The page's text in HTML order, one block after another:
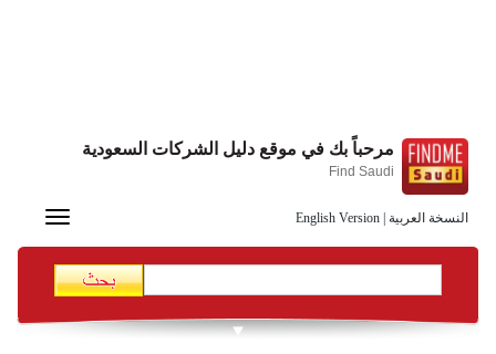
النسخة العربية English Version
مرحباً بك في موقع دليل الشركات السعودية
Find Saudi
Toggle